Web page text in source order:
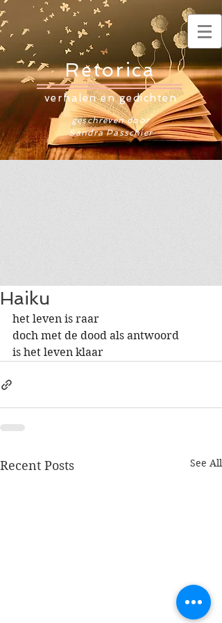
Retorica
verhalen en gedichten
geschreven door
Sandra Passchier
Haiku
het leven is raar
doch met de dood als antwoord
is het leven klaar
Recent Posts See All